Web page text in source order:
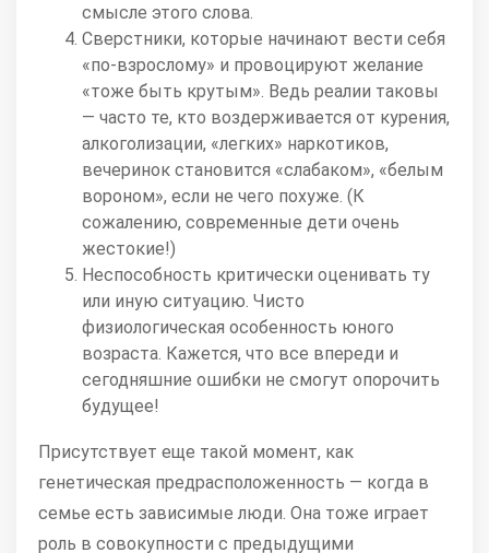
смысле этого слова.
Сверстники, которые начинают вести себя
«по-взрослому» и провоцируют желание
«тоже быть крутым». Ведь реалии таковы
— часто те, кто воздерживается от курения,
алкоголизации, «легких» наркотиков,
вечеринок становится «слабаком», «белым
вороном», если не чего похуже. (К
сожалению, современные дети очень
жестокие!)
Неспособность критически оценивать ту
или иную ситуацию. Чисто
физиологическая особенность юного
возраста. Кажется, что все впереди и
сегодняшние ошибки не смогут опорочить
будущее!
Присутствует еще такой момент, как
генетическая предрасположенность — когда в
семье есть зависимые люди. Она тоже играет
роль в совокупности с предыдущими